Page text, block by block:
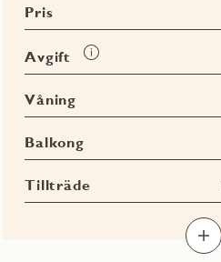
Pris
Avgift
Läs
mer
Våning
Balkong
Tillträde